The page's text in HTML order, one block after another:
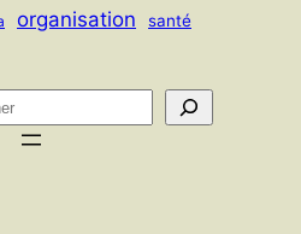
organisation santé